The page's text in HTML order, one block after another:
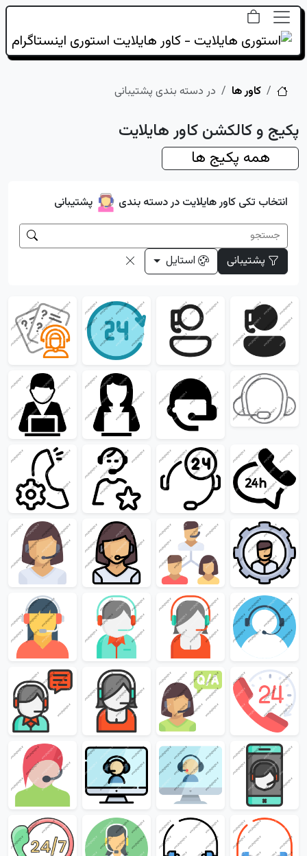
خانهکاور ها در دسته بندی پشتیبانی
پکیج و کالکشن کاور هایلایت
همه پکیج ها
انتخاب تکی کاور هایلایت در دسته بندی پشتیبانی